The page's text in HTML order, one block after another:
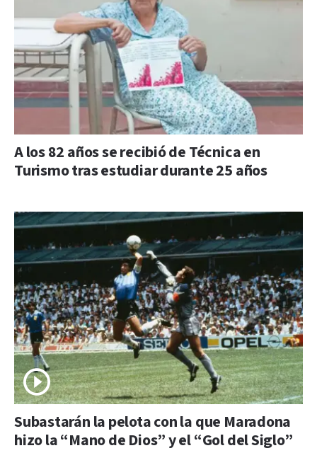
A los 82 años se recibió de Técnica en
Turismo tras estudiar durante 25 años
Subastarán la pelota con la que Maradona
hizo la “Mano de Dios” y el “Gol del Siglo”